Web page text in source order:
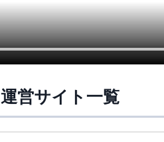
運営サイト一覧